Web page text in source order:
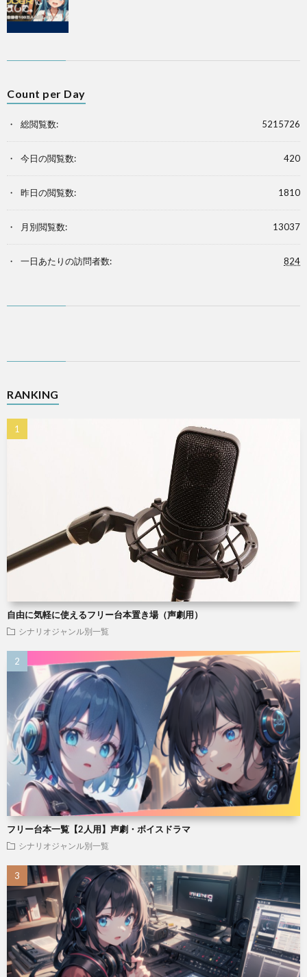
Count per Day
5215726
総閲覧数:
420
今日の閲覧数:
1810
昨日の閲覧数:
13037
月別閲覧数:
824
一日あたりの訪問者数:
RANKING
自由に気軽に使えるフリー台本置き場（声劇用）
シナリオジャンル別一覧
フリー台本一覧【2人用】声劇・ボイスドラマ
シナリオジャンル別一覧